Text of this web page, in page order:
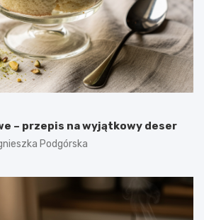
– przepis na wyjątkowy deser
Podgórska